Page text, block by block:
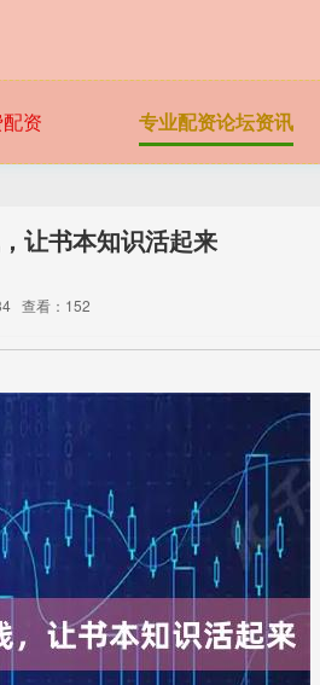
资 专业配资论坛资讯
让书本知识活起来
查看：152